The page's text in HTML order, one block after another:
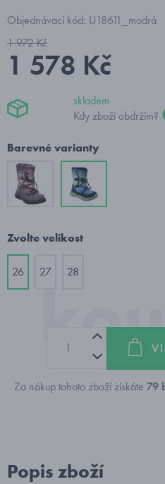
Objednávací kód: U18611_modrá
1 972 Kč
1 578 Kč
skladem
Kdy zboží obdržím?
Barevné varianty
Zvolte velikost
26 27 28
Za nákup tohoto zboží získáte 79
Popis zboží